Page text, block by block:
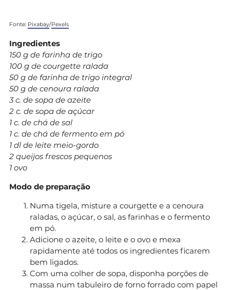
Fonte: Pixabay/Pexels
Ingredientes
150 g de farinha de trigo
100 g de courgette ralada
50 g de farinha de trigo integral
50 g de cenoura ralada
3 c. de sopa de azeite
2 c. de sopa de açúcar
1 c. de chá de sal
1 c. de chá de fermento em pó
1 dl de leite meio-gordo
2 queijos frescos pequenos
1 ovo
Modo de preparação
Numa tigela, misture a courgette e a cenoura
raladas, o açúcar, o sal, as farinhas e o fermento
em pó.
Adicione o azeite, o leite e o ovo e mexa
rapidamente até todos os ingredientes ficarem
bem ligados.
Com uma colher de sopa, disponha porções de
massa num tabuleiro de forno forrado com papel